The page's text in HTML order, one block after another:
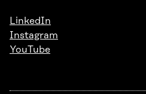
LinkedIn
Instagram
YouTube